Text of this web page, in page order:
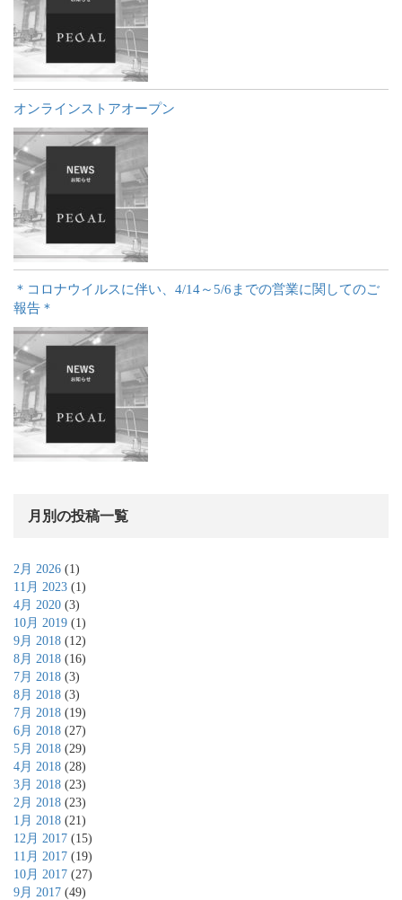
オンラインストアオープン
＊コロナウイルスに伴い、4/14～5/6までの営業に関してのご
報告＊
月別の投稿一覧
2月 2026 (1)
11月 2023 (1)
4月 2020 (3)
10月 2019 (1)
9月 2018 (12)
8月 2018 (16)
7月 2018 (3)
8月 2018 (3)
7月 2018 (19)
6月 2018 (27)
5月 2018 (29)
4月 2018 (28)
3月 2018 (23)
2月 2018 (23)
1月 2018 (21)
12月 2017 (15)
11月 2017 (19)
10月 2017 (27)
9月 2017 (49)